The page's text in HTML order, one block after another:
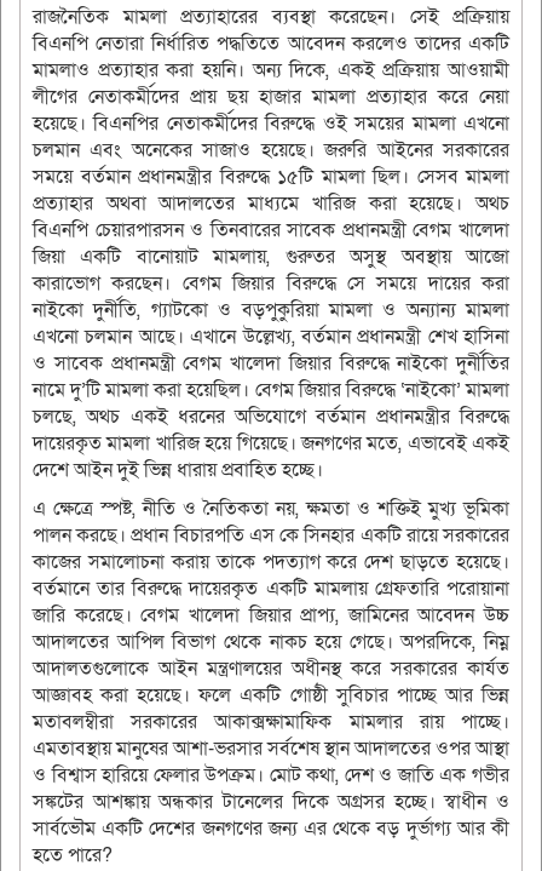
রাজনৈতিক মামলা প্রত্যাহারের ব্যবস্থা করেছেন। সেই প্রক্রিয়ায়
বিএনপি নেতারা নির্ধারিত পদ্ধতিতে আবেদন করলেও তাদের একটি
মামলাও প্রত্যাহার করা হয়নি। অন্য দিকে, একই প্রক্রিয়ায় আওয়ামী
লীগের নেতাকর্মীদের প্রায় ছয় হাজার মামলা প্রত্যাহার করে নেয়া
হয়েছে। বিএনপির নেতাকর্মীদের বিরুদ্ধে ওই সময়ের মামলা এখনো
চলমান এবং অনেকের সাজাও হয়েছে। জরুরি আইনের সরকারের
সময়ে বর্তমান প্রধানমন্ত্রীর বিরুদ্ধে ১৫টি মামলা ছিল। সেসব মামলা
প্রত্যাহার অথবা আদালতের মাধ্যমে খারিজ করা হয়েছে। অথচ
বিএনপি চেয়ারপারসন ও তিনবারের সাবেক প্রধানমন্ত্রী বেগম খালেদা
জিয়া একটি বানোয়াট মামলায়, গুরুতর অসুস্থ অবস্থায় আজো
কারাভোগ করছেন। বেগম জিয়ার বিরুদ্ধে সে সময়ে দায়ের করা
নাইকো দুর্নীতি, গ্যাটকো ও বড়পুকুরিয়া মামলা ও অন্যান্য মামলা
এখনো চলমান আছে। এখানে উল্লেখ্য, বর্তমান প্রধানমন্ত্রী শেখ হাসিনা
ও সাবেক প্রধানমন্ত্রী বেগম খালেদা জিয়ার বিরুদ্ধে নাইকো দুর্নীতির
নামে দু’টি মামলা করা হয়েছিল। বেগম জিয়ার বিরুদ্ধে ‘নাইকো’ মামলা
চলছে, অথচ একই ধরনের অভিযোগে বর্তমান প্রধানমন্ত্রীর বিরুদ্ধে
দায়েরকৃত মামলা খারিজ হয়ে গিয়েছে। জনগণের মতে, এভাবেই একই
দেশে আইন দুই ভিন্ন ধারায় প্রবাহিত হচ্ছে।
এ ক্ষেত্রে স্পষ্ট, নীতি ও নৈতিকতা নয়, ক্ষমতা ও শক্তিই মুখ্য ভূমিকা
পালন করছে। প্রধান বিচারপতি এস কে সিনহার একটি রায়ে সরকারের
কাজের সমালোচনা করায় তাকে পদত্যাগ করে দেশ ছাড়তে হয়েছে।
বর্তমানে তার বিরুদ্ধে দায়েরকৃত একটি মামলায় গ্রেফতারি পরোয়ানা
জারি করেছে। বেগম খালেদা জিয়ার প্রাপ্য, জামিনের আবেদন উচ্চ
আদালতের আপিল বিভাগ থেকে নাকচ হয়ে গেছে। অপরদিকে, নিম্ন
আদালতগুলোকে আইন মন্ত্রণালয়ের অধীনস্থ করে সরকারের কার্যত
আজ্ঞাবহ করা হয়েছে। ফলে একটি গোষ্ঠী সুবিচার পাচ্ছে আর ভিন্ন
মতাবলম্বীরা সরকারের আকাক্সক্ষামাফিক মামলার রায় পাচ্ছে।
এমতাবস্থায় মানুষের আশা-ভরসার সর্বশেষ স্থান আদালতের ওপর আস্থা
ও বিশ্বাস হারিয়ে ফেলার উপক্রম। মোট কথা, দেশ ও জাতি এক গভীর
সঙ্কটের আশঙ্কায় অন্ধকার টানেলের দিকে অগ্রসর হচ্ছে। স্বাধীন ও
সার্বভৌম একটি দেশের জনগণের জন্য এর থেকে বড় দুর্ভাগ্য আর কী
হতে পারে?